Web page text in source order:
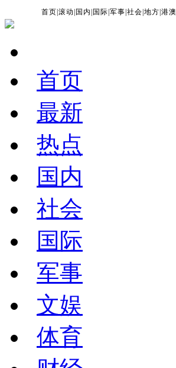
首页 |滚动 国内 国际 |军事 |社会 |地方 |港澳
首页
最新
热点
国内
社会
国际
军事
文娱
体育